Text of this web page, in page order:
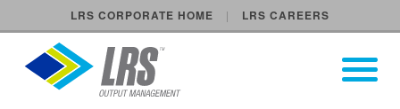
LRS CORPORATE HOME LRS CAREERS
LRS Output Management
Open